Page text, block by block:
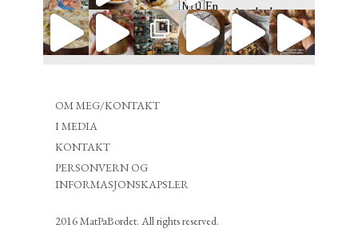
OM MEG/KONTAKT
I MEDIA
KONTAKT
PERSONVERN OG
INFORMASJONSKAPSLER
2016 MatPaBordet. All rights reserved.